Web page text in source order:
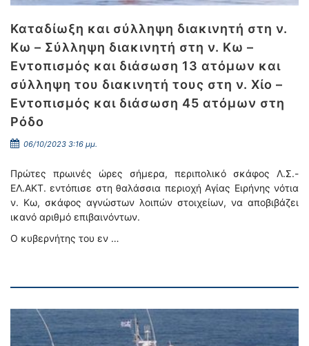
Καταδίωξη και σύλληψη διακινητή στη ν.
Κω – Σύλληψη διακινητή στη ν. Κω –
Εντοπισμός και διάσωση 13 ατόμων και
σύλληψη του διακινητή τους στη ν. Χίο –
Εντοπισμός και διάσωση 45 ατόμων στη
Ρόδο
06/10/2023 3:16 μμ.
Πρώτες πρωινές ώρες σήμερα, περιπολικό σκάφος Λ.Σ.-
ΕΛ.ΑΚΤ. εντόπισε στη θαλάσσια περιοχή Αγίας Ειρήνης νότια
ν. Κω, σκάφος αγνώστων λοιπών στοιχείων, να αποβιβάζει
ικανό αριθμό επιβαινόντων.
Ο κυβερνήτης του εν …